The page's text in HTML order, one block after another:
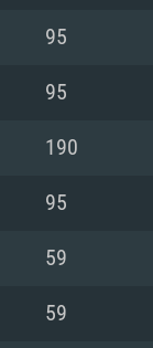
스
95
95
190
95
59
59